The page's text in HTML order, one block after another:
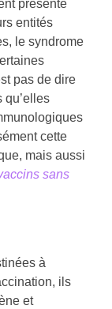
présenté
entités
le syndrome
pas de dire
qu’elles
cette
mais aussi
sans
à
ils
et